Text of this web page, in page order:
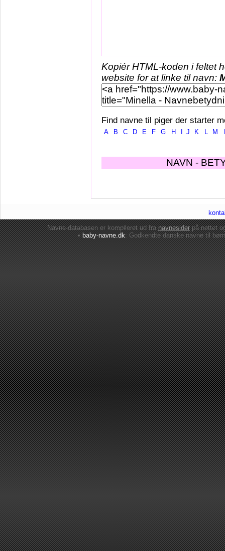
Kopiér HTML-koden i feltet
website for at linke til navn:
Find navne til piger der starter
A B C D E F G H J K L M
NAVN -
Navne-databasen er kompileret ud franavnesiderpå nettet
•baby-navne.dk: Godkendte danskenavne til børn